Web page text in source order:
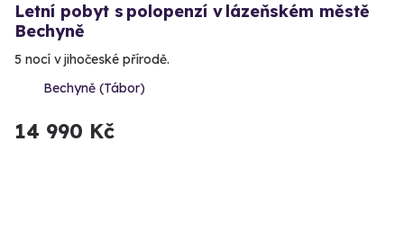
Letní pobyt s polopenzí v lázeňském městě
Bechyně
5 nocí v jihočeské přírodě.
Bechyně (Tábor)
14 990 Kč